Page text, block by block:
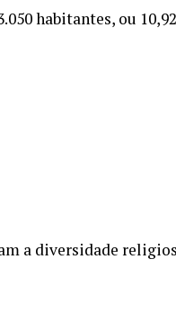
habitantes, ou
a diversidade